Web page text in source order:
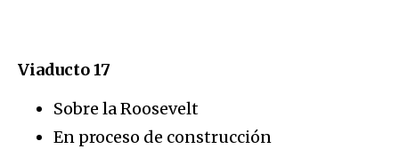
Viaducto 17
Sobre la Roosevelt
En proceso de construcción